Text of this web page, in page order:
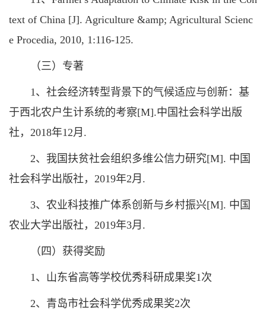
text of China [J]. Agriculture &amp; Agricultural Scienc
e Procedia, 2010, 1:116-125.
（三）专著
1、社会经济转型背景下的气候适应与创新：基
于西北农户生计系统的考察[M].中国社会科学出版
社，2018年12月.
2、我国扶贫社会组织多维公信力研究[M]. 中国
社会科学出版社，2019年2月.
3、农业科技推广体系创新与乡村振兴[M]. 中国
农业大学出版社，2019年3月.
（四）获得奖励
1、山东省高等学校优秀科研成果奖1次
2、青岛市社会科学优秀成果奖2次